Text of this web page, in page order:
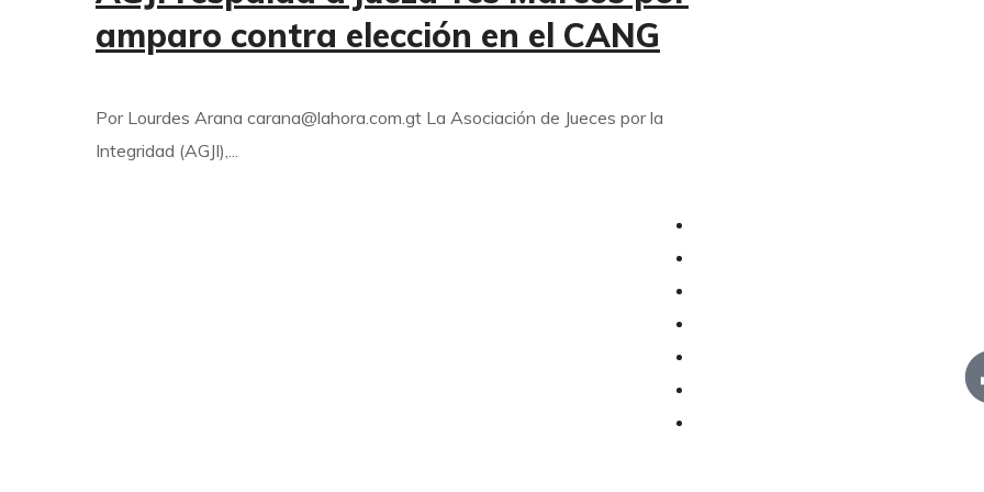
amparo contra elección en el CANG
Por Lourdes Arana carana@lahora.com.gt La Asociación de Jueces por la
Integridad (AGJI),...